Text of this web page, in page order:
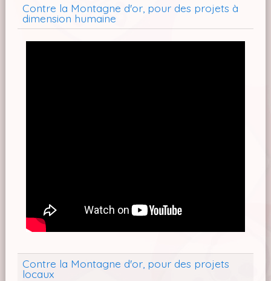
Contre la Montagne d'or, pour des projets à
dimension humaine
Contre la Montagne d'or, pour des projets
locaux